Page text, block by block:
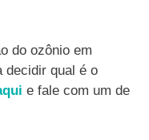
do ozônio em
decidir qual é o
e fale com um de